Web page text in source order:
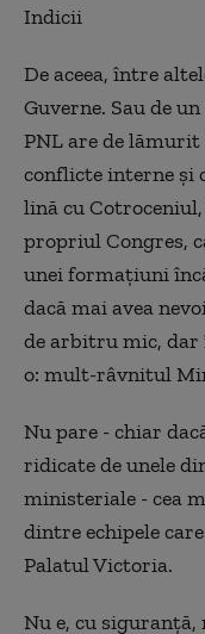
Indicii
De aceea, între
Guverne. Sau de
PNL are de
conflicte interne și
lină cu
propriul Congres,
unei formațiuni
dacă mai avea
de arbitru mic, dar
o: mult-râvnitul
Nu pare - chiar
ridicate de unele
ministeriale - cea
dintre echipele
Palatul Victoria.
Nu e, cu siguranță,